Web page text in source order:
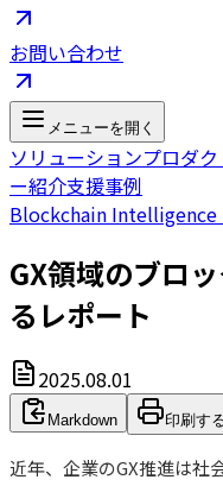
お問い合わせ
メニューを開く
ソリューションプロダク
ー紹介支援事例
Blockchain Intelligence
GX領域のブロ
るレポート
2025.08.01
Markdown 印刷す
近年、企業のGX推進は社